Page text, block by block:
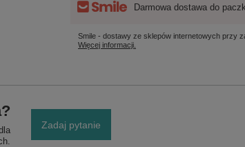
Darmowa dostawa do
Smile - dostawy ze sklepów internetowych przy
Więcej informacji.
Zadaj pytanie